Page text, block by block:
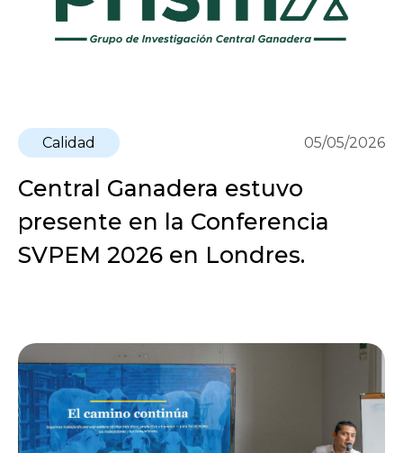
Calidad 05/05/2026
Central Ganadera estuvo
presente en la Conferencia
SVPEM 2026 en Londres.